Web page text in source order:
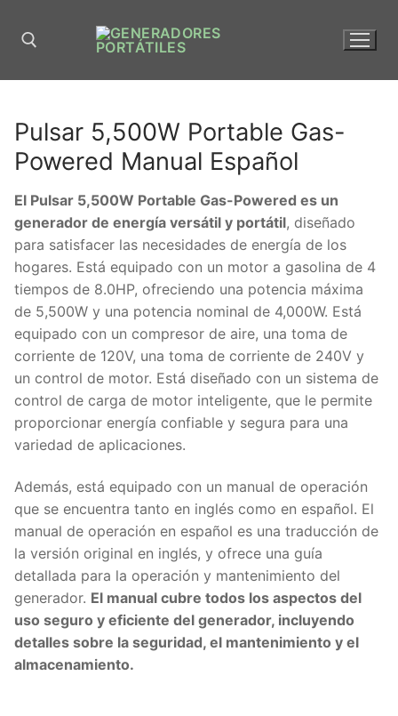
Pulsar 5,500W Portable Gas-
Powered Manual Español
El Pulsar 5,500W Portable Gas-Powered es un
generador de energía versátil y portátil, diseñado
para satisfacer las necesidades de energía de los
hogares. Está equipado con un motor a gasolina de 4
tiempos de 8.0HP, ofreciendo una potencia máxima
de 5,500W y una potencia nominal de 4,000W. Está
equipado con un compresor de aire, una toma de
corriente de 120V, una toma de corriente de 240V y
un control de motor. Está diseñado con un sistema de
control de carga de motor inteligente, que le permite
proporcionar energía confiable y segura para una
variedad de aplicaciones.
Además, está equipado con un manual de operación
que se encuentra tanto en inglés como en español. El
manual de operación en español es una traducción de
la versión original en inglés, y ofrece una guía
detallada para la operación y mantenimiento del
generador. El manual cubre todos los aspectos del
uso seguro y eficiente del generador, incluyendo
detalles sobre la seguridad, el mantenimiento y el
almacenamiento.